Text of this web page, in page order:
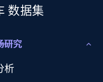
dataset
数据集
研究
析